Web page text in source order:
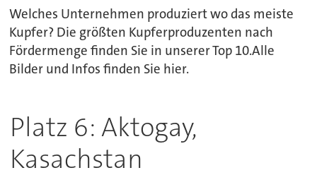
Welches Unternehmen produziert wo das meiste
Kupfer? Die größten Kupferproduzenten nach
Fördermenge finden Sie in unserer Top 10.Alle
Bilder und Infos finden Sie hier.
Platz 6: Aktogay,
Kasachstan